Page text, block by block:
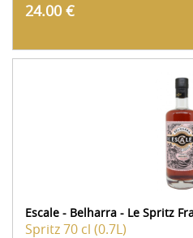
24.00 €
Escale - Belharra - Le Spritz
Spritz70 cl (0.7L)